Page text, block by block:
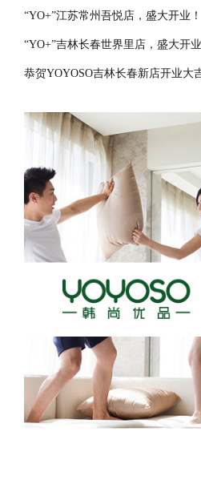
“YO+”江苏常州吾悦店，盛大开业！
“YO+”吉林长春世界里店，盛大开业
恭贺YOYOSO吉林长春新店开业大